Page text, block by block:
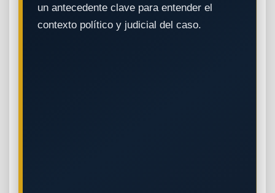
un antecedente clave para entender el
contexto político y judicial del caso.